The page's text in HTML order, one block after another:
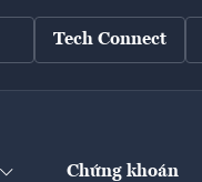
Tech Connect
Chứng khoán